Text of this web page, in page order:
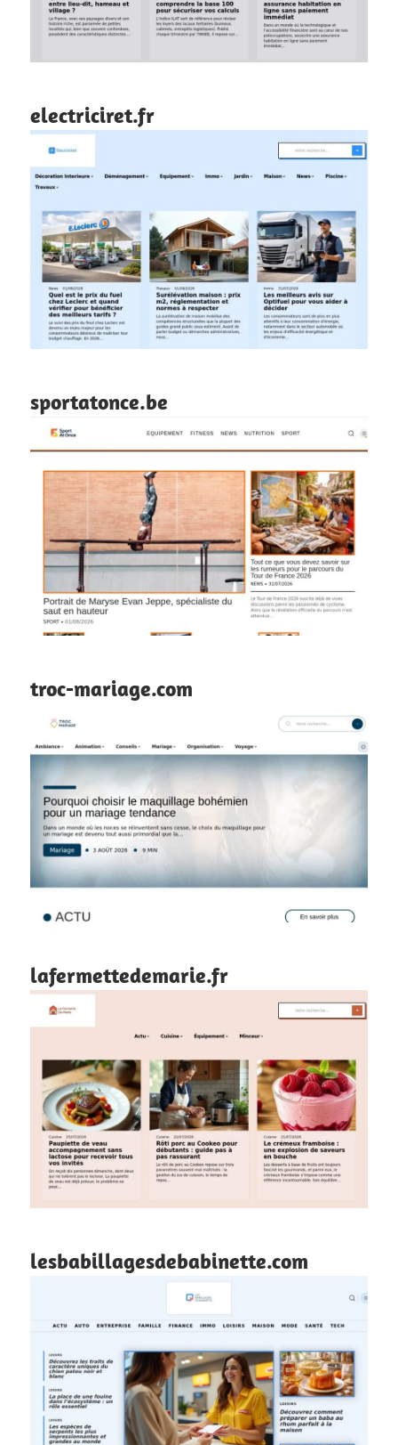
electriciret.fr
sportatonce.be
troc-mariage.com
lafermettedemarie.fr
lesbabillagesdebabinette.com